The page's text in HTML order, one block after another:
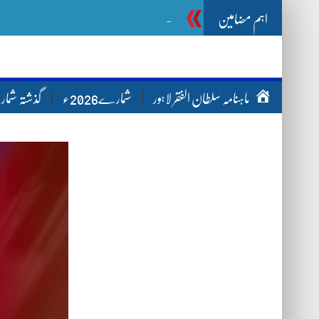
اہم مضامین Ghazwa Badar غ
ماہنامہ سلطان الفقر لاہور شمارے2026ء گذشتہ